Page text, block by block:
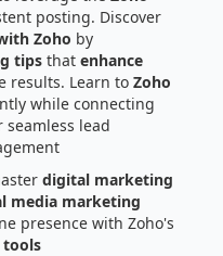
posting. Discover
Zoho by
tips that enhance
results. Learn to Zoho
while connecting
seamless lead
digital marketing
media marketing
presence with Zoho's
tools